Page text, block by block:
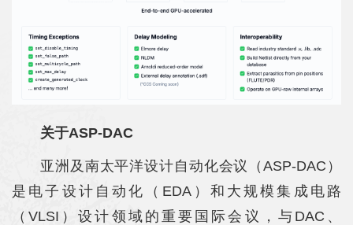
关于ASP-DAC
亚洲及南太平洋设计自动化会议（ASP-DAC）
是电子设计自动化（EDA）和大规模集成电路
（VLSI）设计领域的重要国际会议，与DAC、